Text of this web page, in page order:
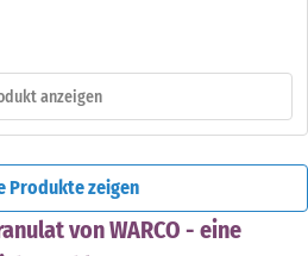
anzeigen
Produkte zeigen
von WARCO - eine